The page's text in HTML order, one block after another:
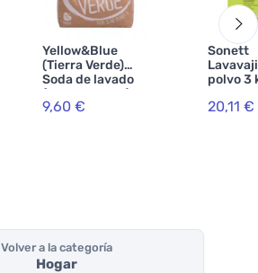
Yellow&Blue
(Tierra Verde)
Soda de lavado
(bolsa de 5 kg) -
para la
9,60 €
Sonett
polvo 3
20,11 €
Volver a la categoría
Hogar